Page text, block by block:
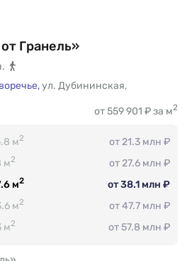
Гранель»
ул. Дубининская,
от 559 901 ₽ за м2
м2
от 21.3 млн ₽
м2
от 27.6 млн ₽
м2
от 38.1 млн ₽
м2
от 47.7 млн ₽
м2 от 57.8 млн ₽